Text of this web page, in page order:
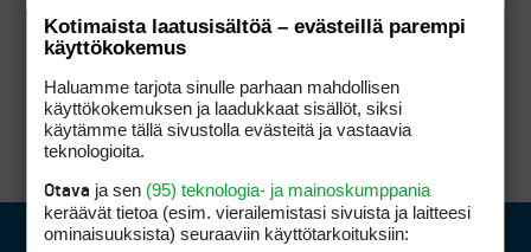
Kotimaista laatusisältöä – evästeillä parempi
käyttökokemus
Haluamme tarjota sinulle parhaan mahdollisen
käyttökokemuksen ja laadukkaat sisällöt, siksi
käytämme tällä sivustolla evästeitä ja vastaavia
teknologioita.
Otava ja sen (95) teknologia- ja mainoskumppania
keräävät tietoa (esim. vierailemis­tasi sivuista ja laitteesi
ominaisuuk­sista) seuraaviin käyttötarkoituksiin: